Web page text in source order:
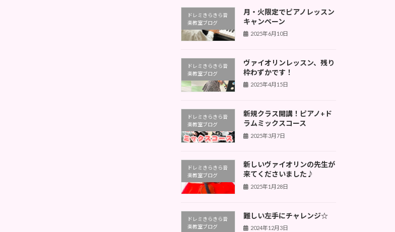
ドレミきらきら音
楽教室ブログ
月・火限定でピアノレッスン
キャンペーン
2025年6月10日
ドレミきらきら音
楽教室ブログ
ヴァイオリンレッスン、残り
枠わずかです！
2025年4月15日
ドレミきらきら音
楽教室ブログ
新規クラス開講！ピアノ+ド
ラムミックスコース
2025年3月7日
ドレミきらきら音
楽教室ブログ
新しいヴァイオリンの先生が
来てくださいました♪
2025年1月28日
ドレミきらきら音
楽教室ブログ
難しい左手にチャレンジ☆
2024年12月3日